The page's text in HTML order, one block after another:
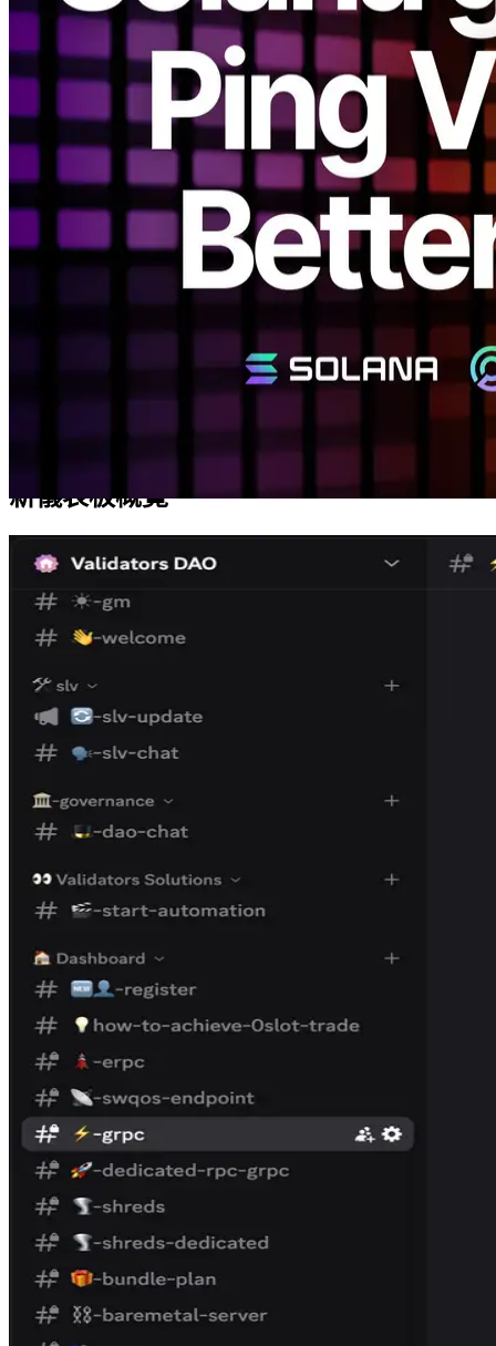
Fumitake Kawasaki）與 Validators DAO 宣佈對 Solana gRPC 儀
此次更新引入了全新的基於 ping 的視覺化系統，使使用者能
夠直觀瞭解自身環境的實際網路效能和最佳化潛力。
繼最近引入基於 ping 的自動路由之後，此次增強使 Solana 網
路連線的最佳化變得更加簡單和透明。
背景
此前，ERPC 基於註冊 IP 地址的地理位置資料顯示預估的區
域連線。 然而，基於 IP 的位置資訊在不同提供商之間經常存
在差異，並不總能反映真實的通訊路徑。
例如，即使從東京到大阪的連線看起來是國內連線，但實際上
路由可能經過東京-洛杉磯-大阪，造成意外的延遲。
換句話說，物理地圖距離和實際網路距離並不一定相同——對
新儀表板概覽